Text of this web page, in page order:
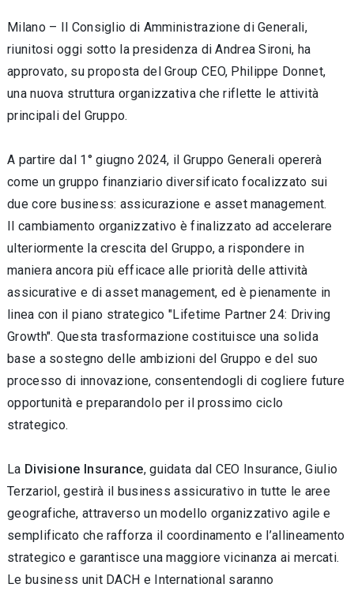
Milano – Il Consiglio di Amministrazione di Generali,
riunitosi oggi sotto la presidenza di Andrea Sironi, ha
approvato, su proposta del Group CEO, Philippe Donnet,
una nuova struttura organizzativa che riflette le attività
principali del Gruppo.
A partire dal 1° giugno 2024, il Gruppo Generali opererà
come un gruppo finanziario diversificato focalizzato sui
due core business: assicurazione e asset management.
Il cambiamento organizzativo è finalizzato ad accelerare
ulteriormente la crescita del Gruppo, a rispondere in
maniera ancora più efficace alle priorità delle attività
assicurative e di asset management, ed è pienamente in
linea con il piano strategico "Lifetime Partner 24: Driving
Growth". Questa trasformazione costituisce una solida
base a sostegno delle ambizioni del Gruppo e del suo
processo di innovazione, consentendogli di cogliere future
opportunità e preparandolo per il prossimo ciclo
strategico.
La Divisione Insurance, guidata dal CEO Insurance, Giulio
Terzariol, gestirà il business assicurativo in tutte le aree
geografiche, attraverso un modello organizzativo agile e
semplificato che rafforza il coordinamento e l’allineamento
strategico e garantisce una maggiore vicinanza ai mercati.
Le business unit DACH e International saranno